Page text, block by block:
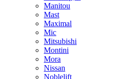
Manitou
Mast
Maximal
Mic
Mitsubishi
Montini
Mora
Nissan
Noblelift